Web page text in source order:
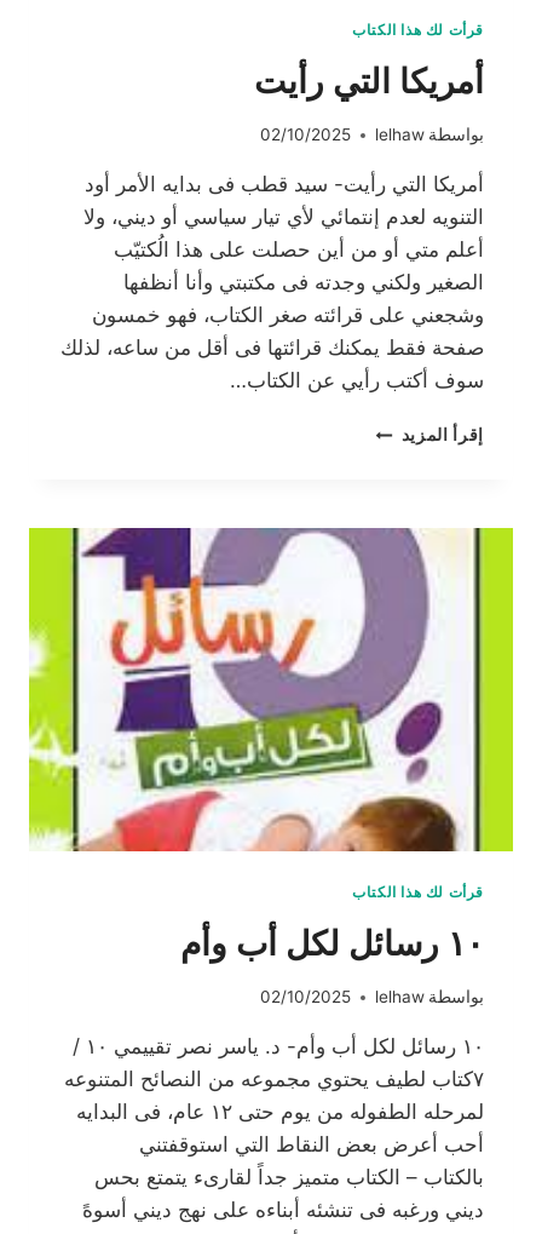
قرأت لك هذا الكتاب
أمريكا التي رأيت
بواسطة lelhaw
02/10/2025
أمريكا التي رأيت- سيد قطب فى بدايه الأمر أود
التنويه لعدم إنتمائي لأي تيار سياسي أو ديني، ولا
أعلم متي أو من أين حصلت على هذا الُكتيّب
الصغير ولكني وجدته فى مكتبتي وأنا أنظفها
وشجعني على قرائته صغر الكتاب، فهو خمسون
صفحة فقط يمكنك قرائتها فى أقل من ساعه، لذلك
سوف أكتب رأيي عن الكتاب…
إقرأ المزيد أمريكا
قرأت لك هذا الكتاب
١٠ رسائل لكل أب وأم
بواسطة lelhaw
02/10/2025
١٠ رسائل لكل أب وأم- د. ياسر نصر تقييمي ١٠ /
٧كتاب لطيف يحتوي مجموعه من النصائح المتنوعه
لمرحله الطفوله من يوم حتى ١٢ عام، فى البدايه
أحب أعرض بعض النقاط التي استوقفتني
بالكتاب – الكتاب متميز جداً لقارىء يتمتع بحس
ديني ورغبه فى تنشئه أبناءه على نهج ديني أسوهً